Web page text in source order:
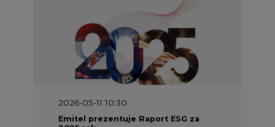
2026-05-11 10:30
Emitel prezentuje Raport ESG za